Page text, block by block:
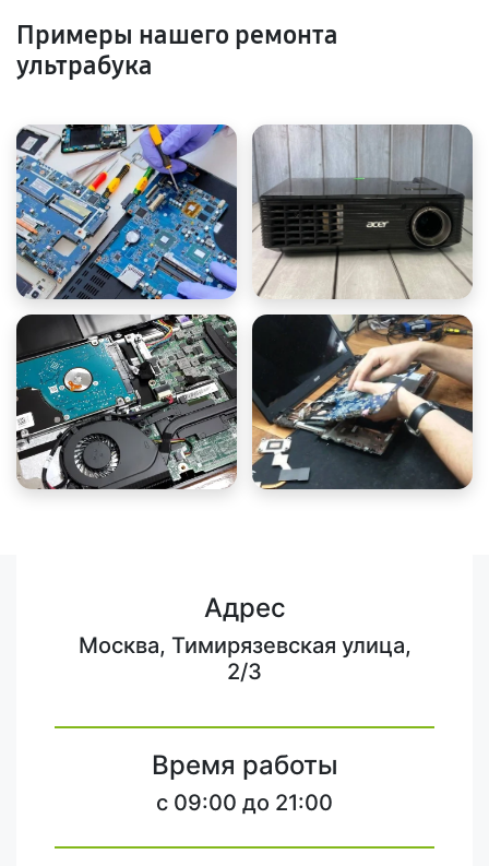
Примеры нашего ремонта
ультрабука
Адрес
Москва, Тимирязевская улица,
2/3
Время работы
c 09:00 до 21:00